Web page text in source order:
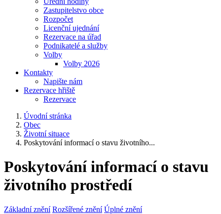
Zastupitelstvo obce
Rozpočet
Licenční ujednání
Rezervace na úřad
Podnikatelé a služby
Volby
Volby 2026
Kontakty
Napište nám
Rezervace hřiště
Rezervace
Úvodní stránka
Obec
Životní situace
Poskytování informací o stavu životního...
Poskytování informací o stavu
životního prostředí
Základní znění Rozšířené znění Úplné znění